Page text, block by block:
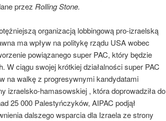
przez Rolling Stone.
organizacją lobbingową pro-izraelską
ma wpływ na politykę rządu USA wobec
powiązanego super PAC, który będzie
W ciągu swojej krótkiej działalności super PAC
na walkę z progresywnymi kandydatami
izraelsko-hamasowskiej , która doprowadziła do
25 000 Palestyńczyków, AIPAC podjął
dalszego wsparcia dla Izraela ze strony